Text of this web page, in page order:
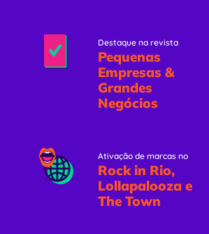
Destaque na revista
Pequenas
Empresas &
Grandes
Negócios
Ativação de marcas no
Rock in Rio,
Lollapalooza e
The Town